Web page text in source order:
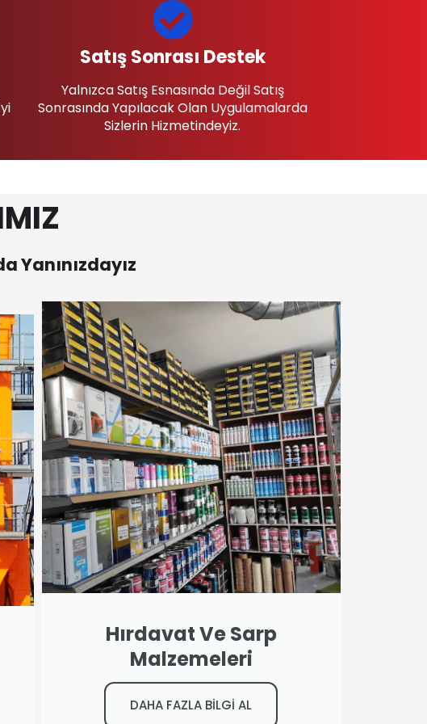
Satış Sonrası Destek
Yalnızca Satış Esnasında Değil Satış
Sonrasında Yapılacak Olan Uygulamalarda
Sizlerin Hizmetindeyiz.
Yanınızdayız
Hırdavat Ve Sarp
Malzemeleri
DAHA FAZLA BİLGİ AL